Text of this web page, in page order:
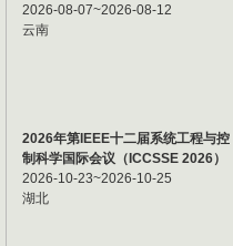
2026-08-07~2026-08-12
云南
2026年第IEEE十二届系统工程与控
制科学国际会议（ICCSSE 2026）
2026-10-23~2026-10-25
湖北